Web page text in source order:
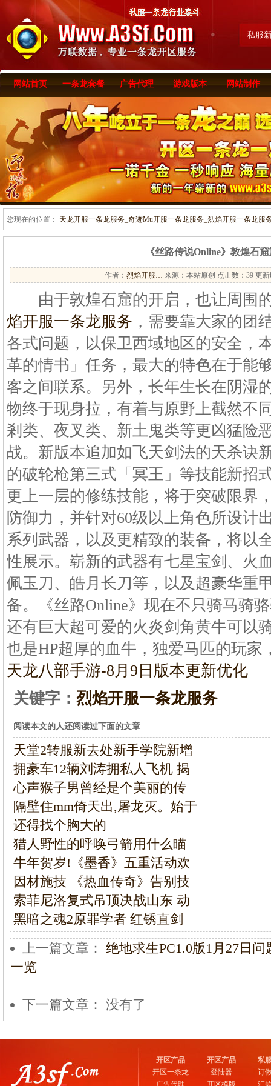
私服
网站首页 一条龙套餐 广告代理 游戏版本 网站制作
您现在的位置： 天龙开服一条龙服务_奇迹Mu开服一条龙服务_烈焰开服一条龙服
《丝路传说Online》敦煌石
作者： 烈焰开服… 来源：本站原创 点击数： 39 更新
由于敦煌石窟的开启，也让周围
焰开服一条龙服务 ，需要靠大家的团
各式问题，以保卫西域地区的安全，
革的情书」任务，最大的特色在于能
客之间联系。另外，长年生长在阴湿
物终于现身拉，有着与原野上截然不
剎类、夜叉类、新土鬼类等更凶猛险
战。新版本追加如飞天剑法的天杀诀
的破轮枪第三式「冥王」等技能新招
更上一层的修练技能，将于突破限界
防御力，并针对60级以上角色所设计
系列武器，以及更精致的装备，将以
性展示。崭新的武器有七星宝剑、火
佩玉刀、皓月长刀等，以及超豪华重
备。《丝路Online》现在不只骑马骑
还有巨大超可爱的火炎剑角黄牛可以
也是HP超厚的血牛，独爱马匹的玩家
天龙八部手游-8月9日版本更新优化
关键字： 烈焰开服一条龙服务
阅读本文的人还阅读过下面的文章
天堂2转服新去处新手学院新增
拥豪车12辆刘涛拥私人飞机 揭
心声猴子男曾经是个美丽的传
隔壁住mm倚天出,屠龙灭。始于
还得找个胸大的
猎人野性的呼唤弓箭用什么瞄
牛年贺岁!《墨香》五重活动欢
因材施技 《热血传奇》告别技
索菲尼洛复式吊顶决战山东 动
黑暗之魂2原罪学者 红锈直剑
上一篇文章： 绝地求生PC1.0版1月27日
一览
下一篇文章： 没有了
开区产品
开区一条龙
广告代理
开区产品
登陆器
开区模版
私
订
汇